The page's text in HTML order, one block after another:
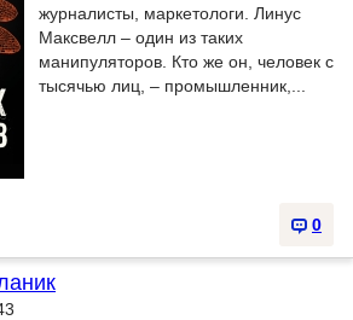
журналисты, маркетологи. Линус
Максвелл – один из таких
манипуляторов. Кто же он, человек с
тысячью лиц, – промышленник,...
0